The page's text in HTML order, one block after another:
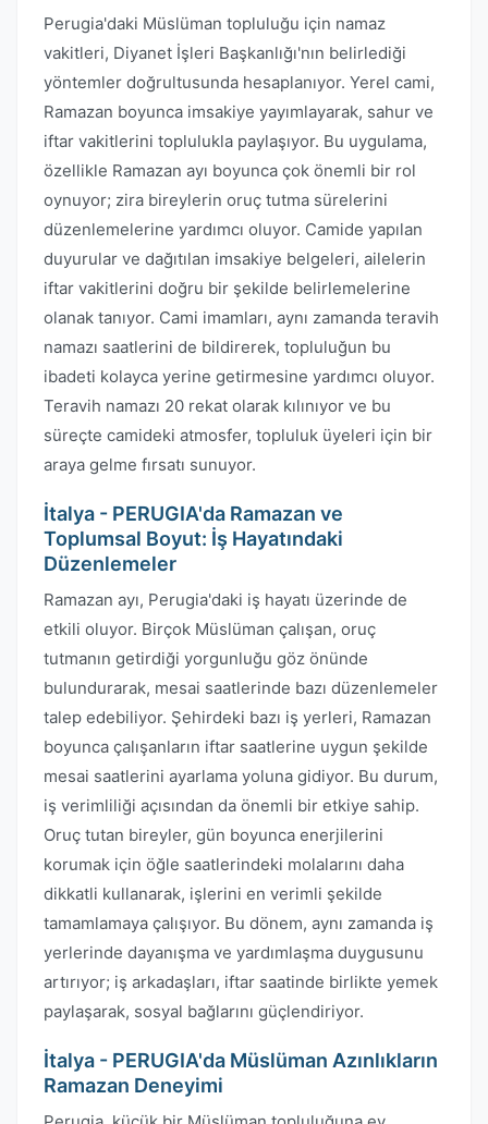
Perugia'daki Müslüman topluluğu için namaz
vakitleri, Diyanet İşleri Başkanlığı'nın belirlediği
yöntemler doğrultusunda hesaplanıyor. Yerel cami,
Ramazan boyunca imsakiye yayımlayarak, sahur ve
iftar vakitlerini toplulukla paylaşıyor. Bu uygulama,
özellikle Ramazan ayı boyunca çok önemli bir rol
oynuyor; zira bireylerin oruç tutma sürelerini
düzenlemelerine yardımcı oluyor. Camide yapılan
duyurular ve dağıtılan imsakiye belgeleri, ailelerin
iftar vakitlerini doğru bir şekilde belirlemelerine
olanak tanıyor. Cami imamları, aynı zamanda teravih
namazı saatlerini de bildirerek, topluluğun bu
ibadeti kolayca yerine getirmesine yardımcı oluyor.
Teravih namazı 20 rekat olarak kılınıyor ve bu
süreçte camideki atmosfer, topluluk üyeleri için bir
araya gelme fırsatı sunuyor.
İtalya - PERUGIA'da Ramazan ve
Toplumsal Boyut: İş Hayatındaki
Düzenlemeler
Ramazan ayı, Perugia'daki iş hayatı üzerinde de
etkili oluyor. Birçok Müslüman çalışan, oruç
tutmanın getirdiği yorgunluğu göz önünde
bulundurarak, mesai saatlerinde bazı düzenlemeler
talep edebiliyor. Şehirdeki bazı iş yerleri, Ramazan
boyunca çalışanların iftar saatlerine uygun şekilde
mesai saatlerini ayarlama yoluna gidiyor. Bu durum,
iş verimliliği açısından da önemli bir etkiye sahip.
Oruç tutan bireyler, gün boyunca enerjilerini
korumak için öğle saatlerindeki molalarını daha
dikkatli kullanarak, işlerini en verimli şekilde
tamamlamaya çalışıyor. Bu dönem, aynı zamanda iş
yerlerinde dayanışma ve yardımlaşma duygusunu
artırıyor; iş arkadaşları, iftar saatinde birlikte yemek
paylaşarak, sosyal bağlarını güçlendiriyor.
İtalya - PERUGIA'da Müslüman Azınlıkların
Ramazan Deneyimi